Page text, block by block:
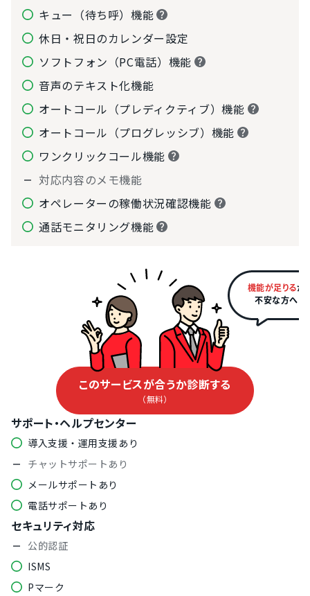
キュー（待ち呼）機能
休日・祝日のカレンダー設定
ソフトフォン（PC電話）機能
音声のテキスト化機能
オートコール（プレディクティブ）機能
オートコール（プログレッシブ）機能
ワンクリックコール機能
対応内容のメモ機能
オペレーターの稼働状況確認機能
通話モニタリング機能
機能が足りるか
不安な方へ
このサービスが合うか診断する
（無料）
サポート・ヘルプセンター
導入支援・運用支援あり
チャットサポートあり
メールサポートあり
電話サポートあり
セキュリティ対応
公的認証
ISMS
Pマーク